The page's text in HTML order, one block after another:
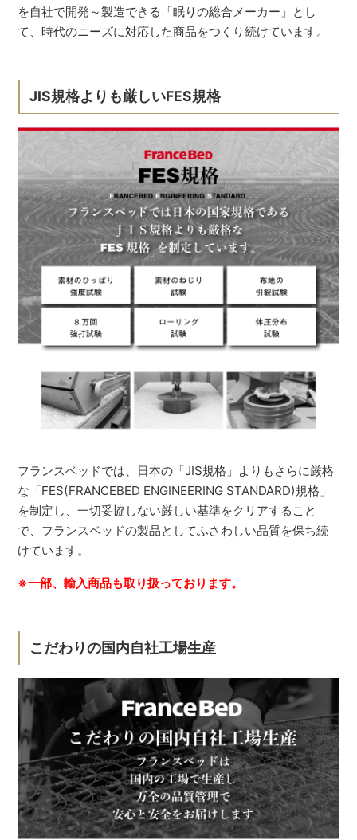
を自社で開発～製造できる「眠りの総合メーカー」とし
て、時代のニーズに対応した商品をつくり続けています。
JIS規格よりも厳しいFES規格
フランスベッドでは、日本の「JIS規格」よりもさらに厳格
な「FES(FRANCEBED ENGINEERING STANDARD)規格」
を制定し、一切妥協しない厳しい基準をクリアすること
で、フランスベッドの製品としてふさわしい品質を保ち続
けています。
※一部、輸入商品も取り扱っております。
こだわりの国内自社工場生産